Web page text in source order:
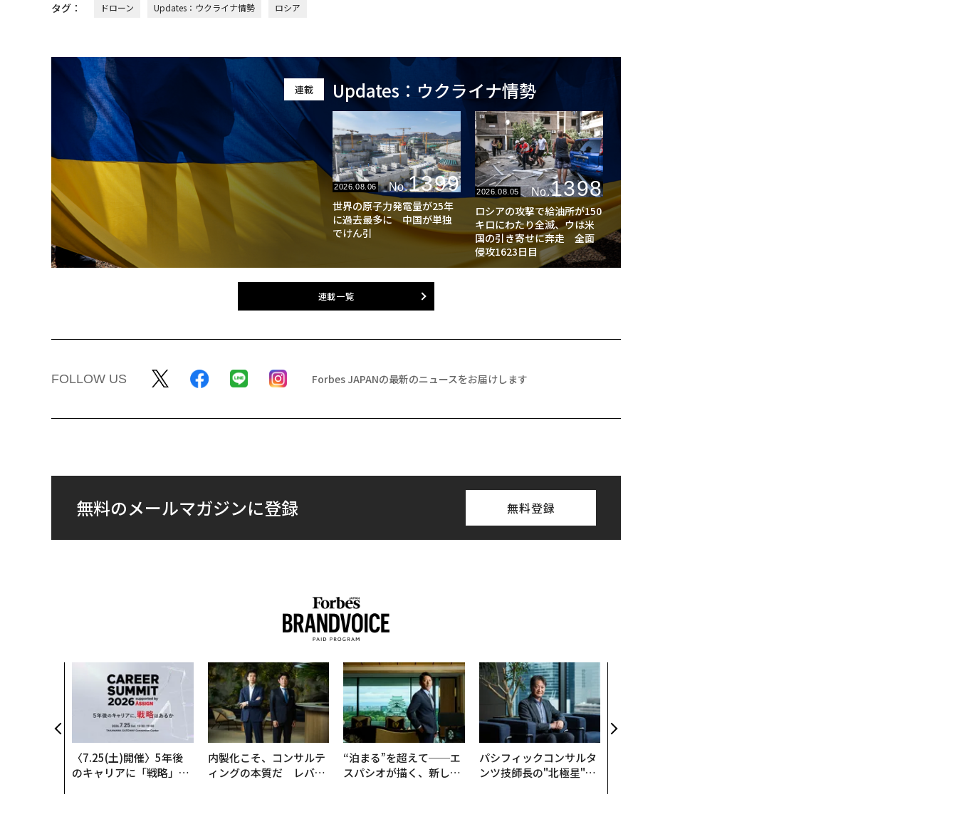
タグ： ドローン Updates：ウクライナ情勢 ロシア
連載 Updates：ウクライナ情勢
2026.08.06 No.1399
世界の原子力発電量が25年
に過去最多に 中国が単独
でけん引
2026.08.05 No.1398
ロシアの攻撃で給油所が150
キロにわたり全滅、ウは米
国の引き寄せに奔走 全面
侵攻1623日目
連載一覧
FOLLOW US Forbes JAPANの最新のニュースをお届けします
無料のメールマガジンに登録 無料登録
〈7.25(土)開催〉5年後
のキャリアに「戦略」は
内製化こそ、コンサルテ
ィングの本質だ レバレ
“泊まる”を超えて──エ
スパシオが描く、新しい
パシフィックコンサルタ
ンツ技師長の"北極星"。